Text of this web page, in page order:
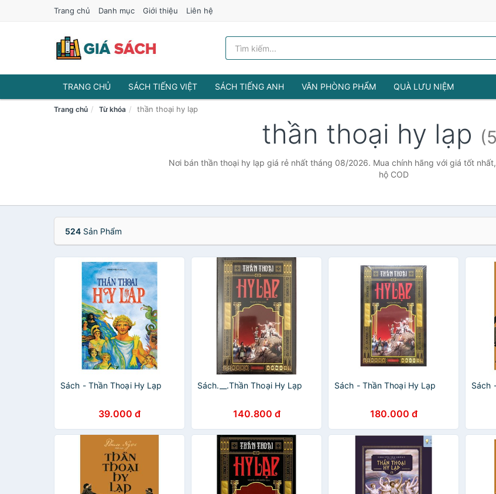
Trang chủ Danh mục Giới thiệu Liên hệ
TRANG CHỦ SÁCH TIẾNG VIỆT SÁCH TIẾNG ANH VĂN PHÒNG PHẨM QUÀ LƯU NIỆM
Trang chủ Từ khóa thần thoại hy lạp
thần thoại hy lạp
Nơi bán thần thoại hy lạp giá rẻ nhất tháng 08/2026. Mua chính hãng với giá tốt
hộ COD
524 Sản Phẩm
Sách - Thần Thoại Hy Lạp
39.000 đ
Sách.__.Thần Thoại Hy Lạp
140.800 đ
Sách - Thần Thoại Hy Lạp
180.000 đ
Sách